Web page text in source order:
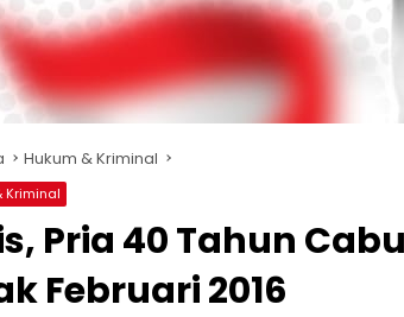
Hukum & Kriminal
Kriminal
Pria 40 Tahun
Februari 2016